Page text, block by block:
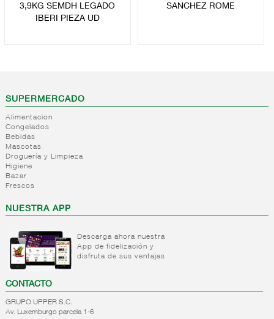
3,9KG SEMDH LEGADO
IBERI PIEZA UD
SANCHEZ ROME
SUPERMERCADO
Alimentacion
Congelados
Bebidas
Mascotas
Droguería y Limpieza
Higiene
Bazar
Frescos
NUESTRA APP
Descarga ahora nuestra
App de fidelización y
disfruta de sus ventajas
CONTACTO
GRUPO UPPER S.C.
Av. Luxemburgo parcela 1-6